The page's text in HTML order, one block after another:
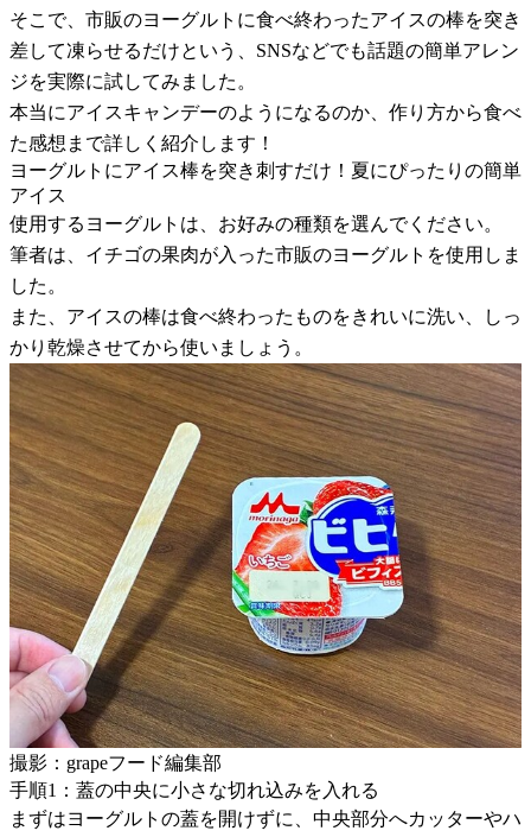
そこで、市販のヨーグルトに食べ終わったアイスの棒を突き
差して凍らせるだけという、SNSなどでも話題の簡単アレン
ジを実際に試してみました。
本当にアイスキャンデーのようになるのか、作り方から食べ
た感想まで詳しく紹介します！
ヨーグルトにアイス棒を突き刺すだけ！夏にぴったりの簡単
アイス
使用するヨーグルトは、お好みの種類を選んでください。
筆者は、イチゴの果肉が入った市販のヨーグルトを使用しま
した。
また、アイスの棒は食べ終わったものをきれいに洗い、しっ
かり乾燥させてから使いましょう。
撮影：grapeフード編集部
手順1：蓋の中央に小さな切れ込みを入れる
まずはヨーグルトの蓋を開けずに、中央部分へカッターやハ